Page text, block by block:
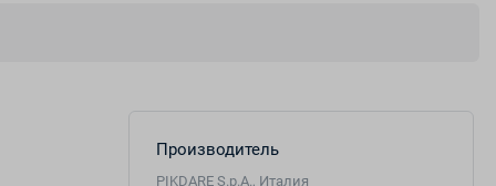
Производитель
PIKDARE S.p.A., Италия